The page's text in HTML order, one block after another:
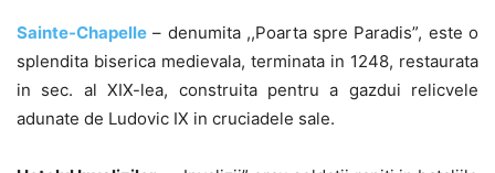
Sainte-Chapelle – denumita ,,Poarta spre Paradis”, este o
splendita biserica medievala, terminata in 1248, restaurata
in sec. al XIX-lea, construita pentru a gazdui relicvele
adunate de Ludovic IX in cruciadele sale.